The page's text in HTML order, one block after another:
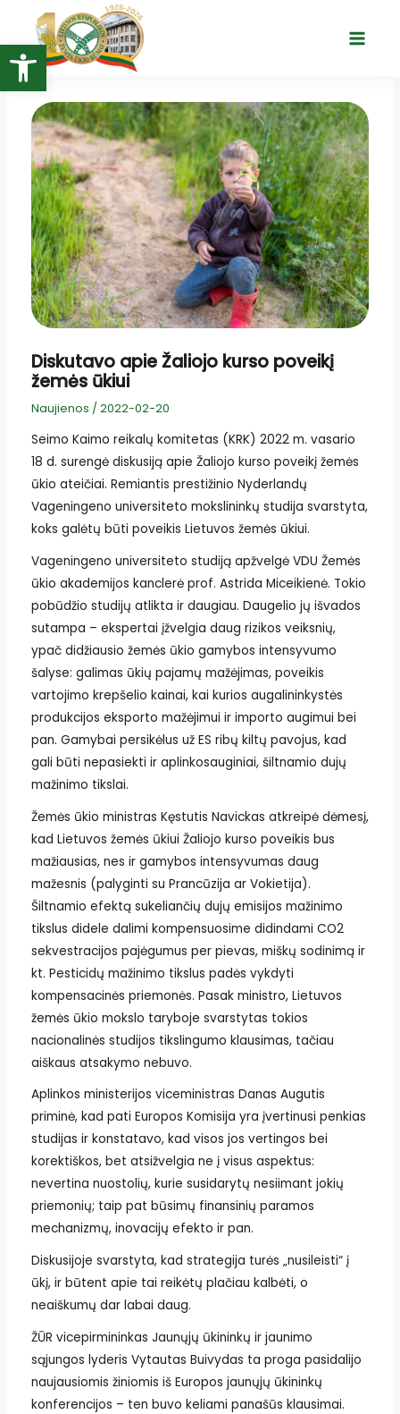
Open toolbar
turinio
Main
Diskutavo apie Žaliojo kurso poveikį
žemės ūkiui
Naujienos / 2022-02-20
Seimo Kaimo reikalų komitetas (KRK) 2022 m. vasario
18 d. surengė diskusiją apie Žaliojo kurso poveikį žemės
ūkio ateičiai. Remiantis prestižinio Nyderlandų
Vageningeno universiteto mokslininkų studija svarstyta,
koks galėtų būti poveikis Lietuvos žemės ūkiui.
Vageningeno universiteto studiją apžvelgė VDU Žemės
ūkio akademijos kanclerė prof. Astrida Miceikienė. Tokio
pobūdžio studijų atlikta ir daugiau. Daugelio jų išvados
sutampa – ekspertai įžvelgia daug rizikos veiksnių,
ypač didžiausio žemės ūkio gamybos intensyvumo
šalyse: galimas ūkių pajamų mažėjimas, poveikis
vartojimo krepšelio kainai, kai kurios augalininkystės
produkcijos eksporto mažėjimui ir importo augimui bei
pan. Gamybai persikėlus už ES ribų kiltų pavojus, kad
gali būti nepasiekti ir aplinkosauginiai, šiltnamio dujų
mažinimo tikslai.
Žemės ūkio ministras Kęstutis Navickas atkreipė dėmesį,
kad Lietuvos žemės ūkiui Žaliojo kurso poveikis bus
mažiausias, nes ir gamybos intensyvumas daug
mažesnis (palyginti su Prancūzija ar Vokietija).
Šiltnamio efektą sukeliančių dujų emisijos mažinimo
tikslus didele dalimi kompensuosime didindami CO2
sekvestracijos pajėgumus per pievas, miškų sodinimą ir
kt. Pesticidų mažinimo tikslus padės vykdyti
kompensacinės priemonės. Pasak ministro, Lietuvos
žemės ūkio mokslo taryboje svarstytas tokios
nacionalinės studijos tikslingumo klausimas, tačiau
aiškaus atsakymo nebuvo.
Aplinkos ministerijos viceministras Danas Augutis
priminė, kad pati Europos Komisija yra įvertinusi penkias
studijas ir konstatavo, kad visos jos vertingos bei
korektiškos, bet atsižvelgia ne į visus aspektus:
nevertina nuostolių, kurie susidarytų nesiimant jokių
priemonių; taip pat būsimų finansinių paramos
mechanizmų, inovacijų efekto ir pan.
Diskusijoje svarstyta, kad strategija turės „nusileisti“ į
ūkį, ir būtent apie tai reikėtų plačiau kalbėti, o
neaiškumų dar labai daug.
ŽŪR vicepirmininkas Jaunųjų ūkininkų ir jaunimo
sąjungos lyderis Vytautas Buivydas ta proga pasidalijo
naujausiomis žiniomis iš Europos jaunųjų ūkininkų
konferencijos – ten buvo keliami panašūs klausimai.